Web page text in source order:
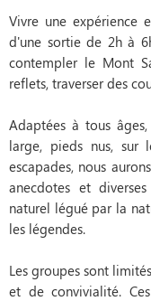
Vivre une expérience
d'une sortie de 2h à
contempler le Mont
reflets, traverser des
Adaptées à tous
large, pieds nus, sur
escapades, nous
anecdotes et
naturel légué par la
les légendes.
Les groupes sont
et de convivialité.